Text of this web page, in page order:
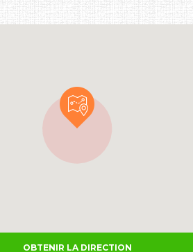
OBTENIR LA DIRECTION